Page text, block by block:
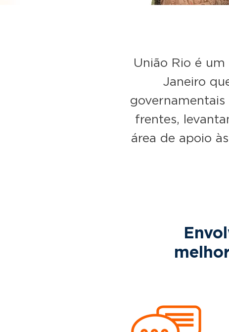
União Rio é
Janeiro
frentes,
área de apoio